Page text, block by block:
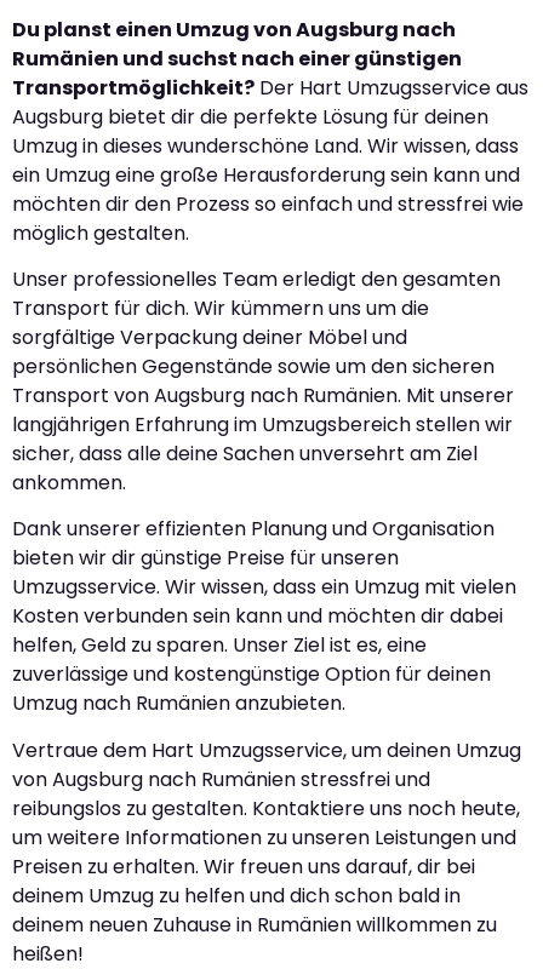
Du planst einen Umzug von Augsburg nach
Rumänien und suchst nach einer günstigen
Transportmöglichkeit? Der Hart Umzugsservice aus
Augsburg bietet dir die perfekte Lösung für deinen
Umzug in dieses wunderschöne Land. Wir wissen, dass
ein Umzug eine große Herausforderung sein kann und
möchten dir den Prozess so einfach und stressfrei wie
möglich gestalten.
Unser professionelles Team erledigt den gesamten
Transport für dich. Wir kümmern uns um die
sorgfältige Verpackung deiner Möbel und
persönlichen Gegenstände sowie um den sicheren
Transport von Augsburg nach Rumänien. Mit unserer
langjährigen Erfahrung im Umzugsbereich stellen wir
sicher, dass alle deine Sachen unversehrt am Ziel
ankommen.
Dank unserer effizienten Planung und Organisation
bieten wir dir günstige Preise für unseren
Umzugsservice. Wir wissen, dass ein Umzug mit vielen
Kosten verbunden sein kann und möchten dir dabei
helfen, Geld zu sparen. Unser Ziel ist es, eine
zuverlässige und kostengünstige Option für deinen
Umzug nach Rumänien anzubieten.
Vertraue dem Hart Umzugsservice, um deinen Umzug
von Augsburg nach Rumänien stressfrei und
reibungslos zu gestalten. Kontaktiere uns noch heute,
um weitere Informationen zu unseren Leistungen und
Preisen zu erhalten. Wir freuen uns darauf, dir bei
deinem Umzug zu helfen und dich schon bald in
deinem neuen Zuhause in Rumänien willkommen zu
heißen!